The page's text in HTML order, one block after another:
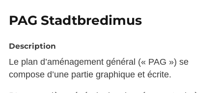
PAG Stadtbredimus
Description
Le plan d’aménagement général (« PAG ») se
compose d’une partie graphique et écrite.